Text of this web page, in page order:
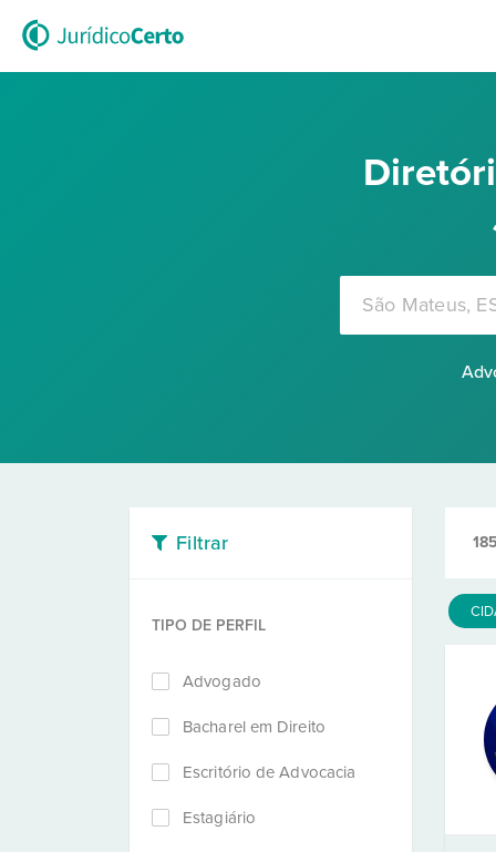
Filtrar
TIPO DE PERFIL
Advogado
Bacharel em Direito
Escritório de Advocacia
Estagiário
185